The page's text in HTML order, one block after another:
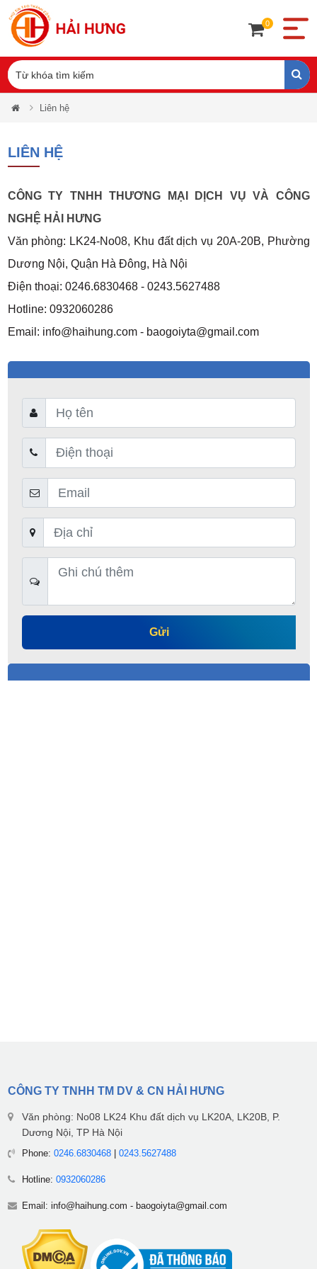
0
Liên hệ
LIÊN HỆ
CÔNG TY TNHH THƯƠNG MẠI DỊCH VỤ VÀ CÔNG
NGHỆ HẢI HƯNG
Văn phòng: LK24-No08, Khu đất dịch vụ 20A-20B, Phường
Dương Nội, Quận Hà Đông, Hà Nội
Điện thoại: 0246.6830468 - 0243.5627488
Hotline: 0932060286
Email: info@haihung.com- baogoiyta@gmail.com
Gửi
CÔNG TY TNHH TM DV & CN HẢI HƯNG
Văn phòng: No08 LK24 Khu đất dịch vụ LK20A, LK20B, P.
Dương Nội, TP Hà Nội
Phone: 0246.6830468| 0243.5627488
Hotline: 0932060286
Email: info@haihung.com - baogoiyta@gmail.com